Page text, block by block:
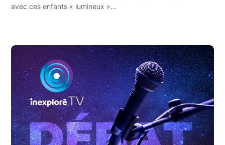
avec ces enfants « lumineux »…